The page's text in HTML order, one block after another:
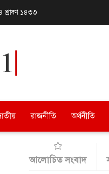
শ্রাবণ ১৪৩৩
রাজনীতি অর্থনীতি
আলোচিত সংবাদ